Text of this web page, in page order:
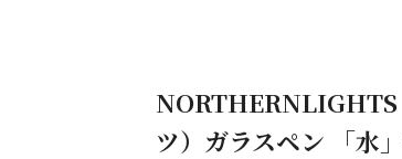
NORTHERNLIGHTS
ツ）ガラスペン 「水